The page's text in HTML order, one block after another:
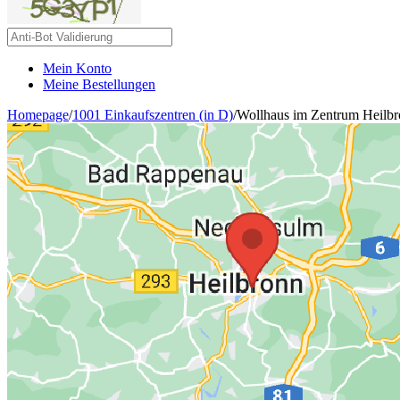
Mein Konto
Meine Bestellungen
Homepage/1001 Einkaufszentren (in D)/Wollhaus im Zentrum